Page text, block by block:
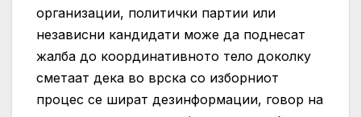
организации, политички партии или
независни кандидати може да поднесат
жалба до координативното тело доколку
сметаат дека во врска со изборниот
процес се шират дезинформации, говор на